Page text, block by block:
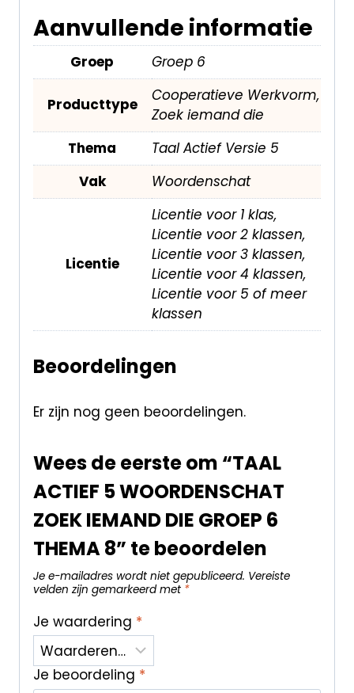
Aanvullende informatie
Groep Groep 6
Producttype
Cooperatieve Werkvorm,
Zoek iemand die
Thema
Taal Actief Versie 5
Vak
Woordenschat
Licentie
Licentie voor 1 klas,
Licentie voor 2 klassen,
Licentie voor 3 klassen,
Licentie voor 4 klassen,
Licentie voor 5 of meer
klassen
Beoordelingen
Er zijn nog geen beoordelingen.
Wees de eerste om “TAAL
ACTIEF 5 WOORDENSCHAT
ZOEK IEMAND DIE GROEP 6
THEMA 8” te beoordelen
Je e-mailadres wordt niet gepubliceerd. Vereiste
velden zijn gemarkeerd met *
Je waardering *
Je beoordeling *